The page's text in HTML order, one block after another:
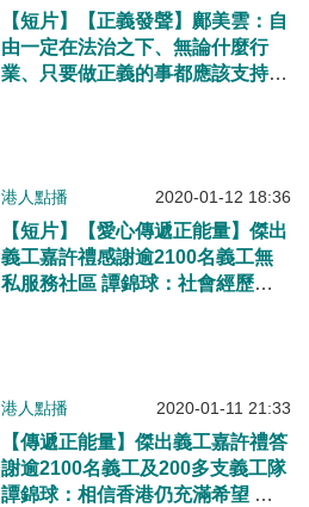
【短片】【正義發聲】鄺美雲：自
由一定在法治之下、無論什麼行
業、只要做正義的事都應該支持！
港人點播 2020-01-12 18:36
【短片】【愛心傳遞正能量】傑出
義工嘉許禮感謝逾2100名義工無
私服務社區 譚錦球：社會經歷撕
港人點播 2020-01-11 21:33
【傳遞正能量】傑出義工嘉許禮答
謝逾2100名義工及200多支義工隊
譚錦球：相信香港仍充滿希望 鄺